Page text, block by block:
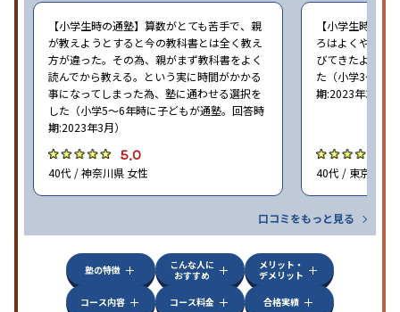
【小学生時の通塾】算数がとても苦手で、親
が教えようとすると今の教科書とは全く教え
方が違った。その為、親がまず教科書をよく
読んでから教える。という実に時間がかかる
事になってしまった為、塾に通わせる選択を
した（小学5〜6年時に子どもが通塾。回答時
期:2023年3月）
5.0
40代 / 神奈川県 女性
【小学生時の通
ろはよくやり方
びてきたようで
た（小学3〜6年
期:2023年3月）
40代 / 東京都 女
口コミをもっと見る
塾の特徴
こんな人に
おすすめ
メリット・
デメリット
コース内容
コース料金 合格実績